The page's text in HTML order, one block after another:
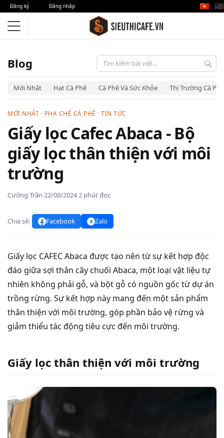
Đăng ký Đăng nhập 🇻🇳 🇺🇸
Blog
Mới Nhất Hạt Cà Phê Cà Phê Và Sức Khỏe Thị Trường Cà Phê
MỚI NHẤT · PHA CHẾ CÀ PHÊ · TIN TỨC
Giấy lọc Cafec Abaca - Bộ
giấy lọc thân thiện với môi
trường
Cường Trần·22/08/2024·2 phút đọc
Chia sẻ: Facebook Zalo
Giấy lọc CAFEC Abaca được tạo nên từ sự kết hợp độc
đáo giữa sợi thân cây chuối Abaca, một loại vật liệu tự
nhiên không phải gỗ, và bột gỗ có nguồn gốc từ dự án
trồng rừng. Sự kết hợp này mang đến một sản phẩm
thân thiện với môi trường, góp phần bảo vệ rừng và
giảm thiểu tác động tiêu cực đến môi trường.
Giấy lọc thân thiện với môi trường